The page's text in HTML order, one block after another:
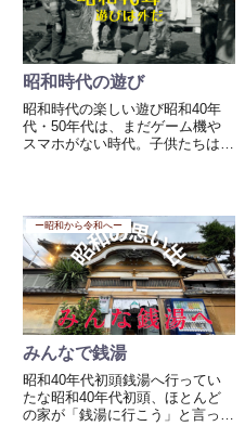
昭和時代の遊び
昭和時代の楽しい遊び昭和40年
代・50年代は、まだゲーム機や
スマホがない時代。子供たちは外
んこ：地面に置いた相手の札を自
分の札でひっくり返す。...
ー昭和から令和へー
みんなで銭湯
昭和40年代初頭銭湯へ行ってい
たな昭和40年代初頭、ほとんど
の家が「銭湯に行こう」と言って